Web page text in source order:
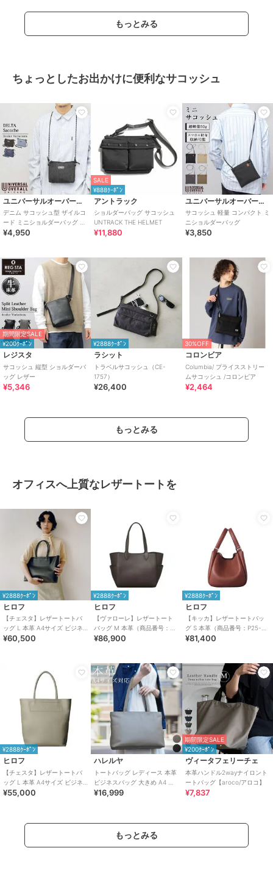
もっとみる
ちょっとしたお出かけに便利なサコッシュ
ユニバーサルオーバーオール
デニム サコッシュ型 ザイルコ
ード ミニショルダーバッグ デ
ルタサコッチ
¥4,950
SALE
¥888ｸｰﾎﾟﾝ
アントラック
ショルダーバッグ サコッシュ
UNTRACK THE HELMET
¥11,880
ユニバーサルオーバーオール
サコッシュ 軽量 コンパクト ミ
ニショルダーバッグ
¥3,850
期間限定SALE
¥200ｸｰﾎﾟﾝ
レジスタ
サコッシュ 縦型 ショルダーバ
ッグ レザー
¥5,346
¥2888ｸｰﾎﾟﾝ
ラシット
トラベルサコッシュ（CE-
1757）
¥26,400
30%OFF
コロンビア
Columbia/ プライスストリー
ムサコッシュ /コロンビア
¥2,464
もっとみる
オフィスへ上質なレザートートを
¥2888ｸｰﾎﾟﾝ
ヒロフ
【チェスタ】レザートートバ
ッグ L 本革 A4サイズ ビジネ
スバッグ ※WEB限定（商品番
¥60,500
¥2888ｸｰﾎﾟﾝ
ヒロフ
【ヴァローレ】レザートート
バッグ M 本革（商品番号：
P25-35313）
¥86,900
¥2888ｸｰﾎﾟﾝ
ヒロフ
【キッカ】レザートートバッ
グ S 本革（商品番号：P25-
35662）
¥81,400
¥2888ｸｰﾎﾟﾝ
ヒロフ
【チェスタ】レザートートバ
ッグ L 本革 A4サイズ ビジネ
スバッグ（商品番号：P25-
¥55,000
ハレルヤ
トートバッグ レディース 本革
ビジネスバッグ 大きめ A4 大
容量 軽量 おしゃれ
¥16,999
期間限定SALE
¥200ｸｰﾎﾟﾝ
ヴィータフェリーチェ
本革ハンドル2wayナイロント
ートバッグ【aroco/アロコ】
¥7,837
もっとみる